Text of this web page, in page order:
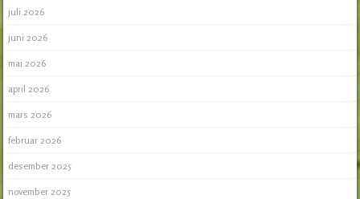
juli 2026
juni 2026
mai 2026
april 2026
mars 2026
februar 2026
desember 2025
november 2025